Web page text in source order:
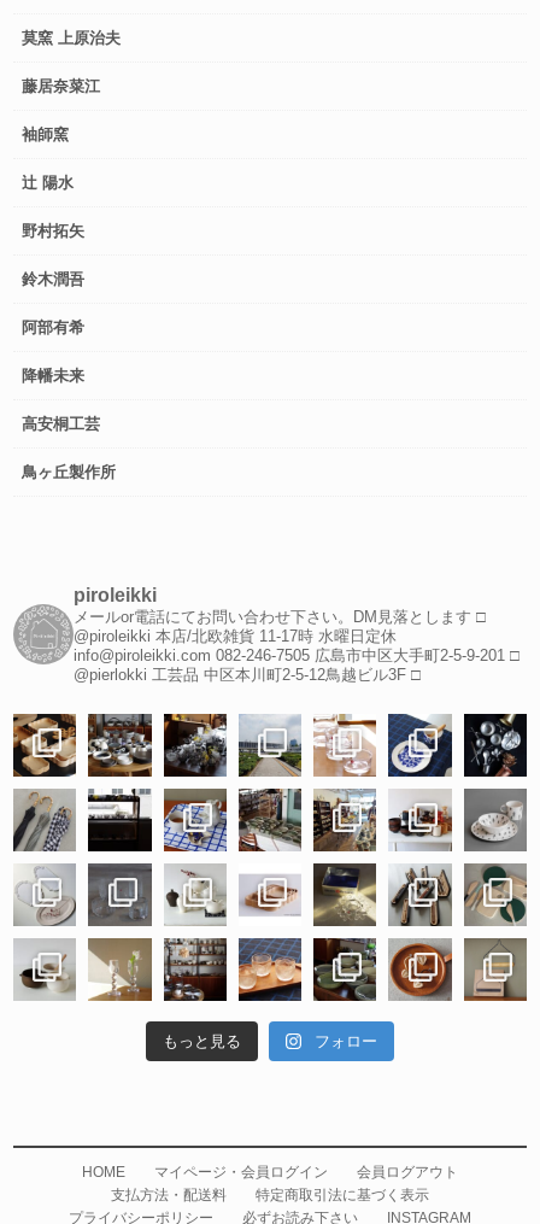
莫窯 上原治夫
藤居奈菜江
袖師窯
辻 陽水
野村拓矢
鈴木潤吾
阿部有希
降幡未来
高安桐工芸
鳥ヶ丘製作所
piroleikki
メールor電話にてお問い合わせ下さい。DM見落とします □
@piroleikki 本店/北欧雑貨 11-17時 水曜日定休
info@piroleikki.com 082-246-7505 広島市中区大手町2-5-9-201 □
@pierlokki 工芸品 中区本川町2-5-12鳥越ビル3F □
もっと見る フォロー
HOME マイページ・会員ログイン
会員ログアウト
支払方法・配送料
特定商取引法に基づく表示
プライバシーポリシー
必ずお読み下さい INSTAGRAM